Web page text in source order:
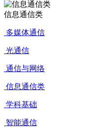
信息通信类
多媒体通信
光通信
通信与网络
信息通信类
学科基础
智能通信